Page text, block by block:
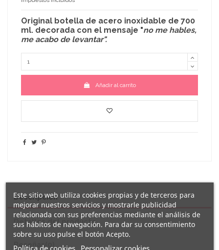
Original botella de acero inoxidable de 700
ml. decorada con el mensaje "no me hables,
me acabo de levantar".
Añadir al carrito
Descripción
Detalles del producto
Reseñas
Este sitio web utiliza cookies propias y de terceros para
mejorar nuestros servicios y mostrarle publicidad
relacionada con sus preferencias mediante el análisis de
sus hábitos de navegación. Para dar su consentimiento
sobre su uso pulse el botón Acepto.
Política de cookies Personalizar cookies